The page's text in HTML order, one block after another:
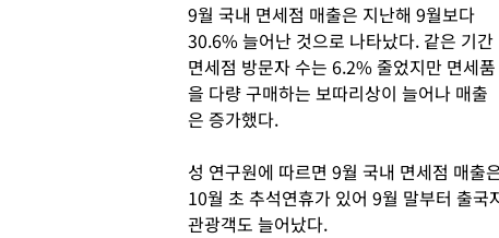
9월 국내 면세점 매출은 지난해 9월보다
30.6% 늘어난 것으로 나타났다. 같은 기간
면세점 방문자 수는 6.2% 줄었지만 면세품
을 다량 구매하는 보따리상이 늘어나 매출
은 증가했다.
성 연구원에 따르면 9월 국내 면세점 매출
10월 초 추석연휴가 있어 9월 말부터 출
관광객도 늘어났다.